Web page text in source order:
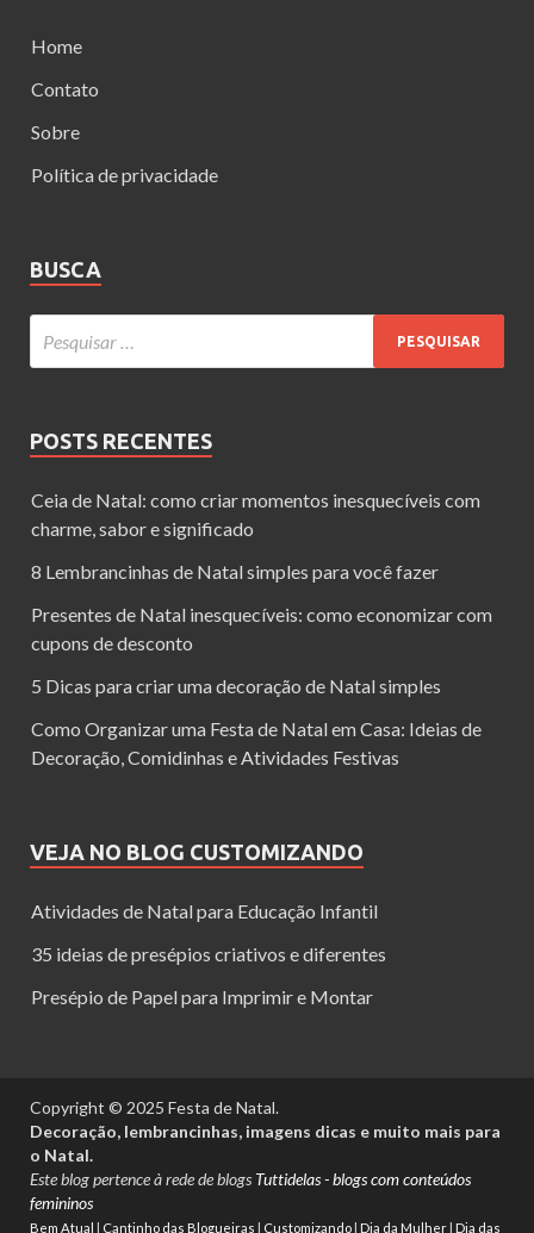
Home
Contato
Sobre
Política de privacidade
BUSCA
POSTS RECENTES
Ceia de Natal: como criar momentos inesquecíveis com
charme, sabor e significado
8 Lembrancinhas de Natal simples para você fazer
Presentes de Natal inesquecíveis: como economizar com
cupons de desconto
5 Dicas para criar uma decoração de Natal simples
Como Organizar uma Festa de Natal em Casa: Ideias de
Decoração, Comidinhas e Atividades Festivas
VEJA NO BLOG CUSTOMIZANDO
Atividades de Natal para Educação Infantil
35 ideias de presépios criativos e diferentes
Presépio de Papel para Imprimir e Montar
Copyright © 2025 Festa de Natal.
Decoração, lembrancinhas, imagens dicas e muito mais para
o Natal.
Este blog pertence à rede de blogs Tuttidelas - blogs com conteúdos
femininos
Bem Atual Cantinho das Blogueiras Customizando Dia da Mulher Dia das